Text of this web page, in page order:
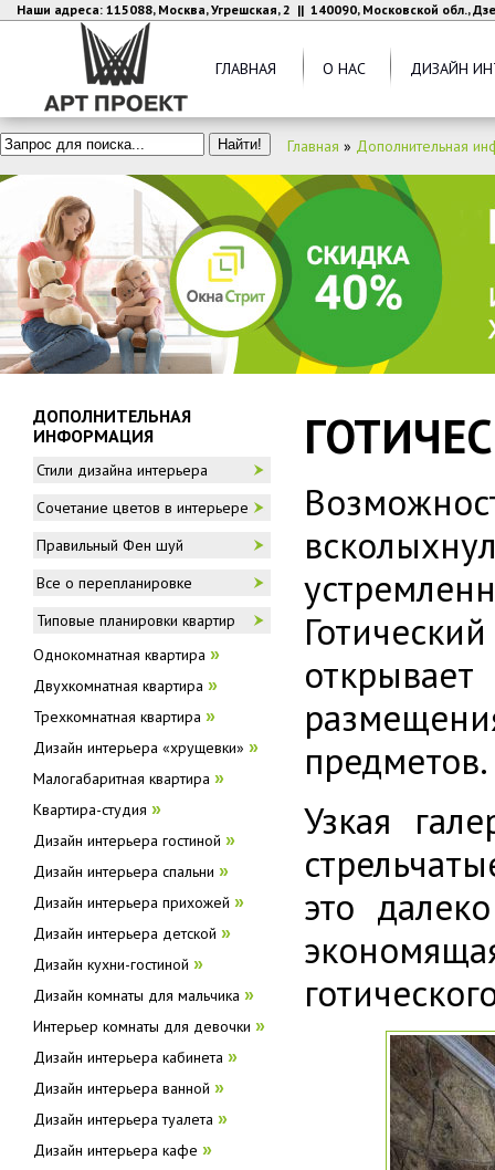
Наши адреса: 115088, Москва, Угрешская, 2 || 140090, Московской обл.,
ГЛАВНАЯ О НАС ДИЗАЙН
Главная » Дополнительная
предметов.
Узкая
это
ДОПОЛНИТЕЛЬНАЯ
ИНФОРМАЦИЯ
Стили дизайна интерьера
Сочетание цветов в интерьере
Правильный Фен шуй
Все о перепланировке
Типовые планировки квартир
Однокомнатная квартира »
Двухкомнатная квартира »
Трехкомнатная квартира »
Дизайн интерьера «хрущевки» »
Малогабаритная квартира »
Квартира-студия »
Дизайн интерьера гостиной »
Дизайн интерьера спальни »
Дизайн интерьера прихожей »
Дизайн интерьера детской »
Дизайн кухни-гостиной »
Дизайн комнаты для мальчика »
Интерьер комнаты для девочки »
Дизайн интерьера кабинета »
Дизайн интерьера ванной »
Дизайн интерьера туалета »
Дизайн интерьера кафе »